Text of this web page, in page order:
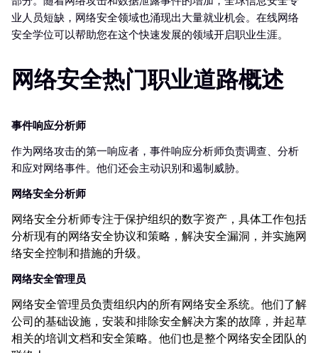
业人员短缺，网络安全领域也涌现出大量就业机会。在线网络
安全学位可以帮助您在这个快速发展的领域开启职业生涯。
网络安全热门职业道路概述
事件响应分析师
作为网络攻击的第一响应者，事件响应分析师负责调查、分析
和应对网络事件。他们还会主动识别和遏制威胁。
网络安全分析师
网络安全分析师专注于保护组织的数字资产，具体工作包括
分析现有的网络安全协议和策略，解决安全漏洞，并实施网
络安全控制和措施的升级。
网络安全管理员
网络安全管理员负责组织内的所有网络安全系统。他们了解
公司的基础设施，安装和排除安全解决方案的故障，并起草
相关的培训文档和安全策略。他们也是整个网络安全团队的